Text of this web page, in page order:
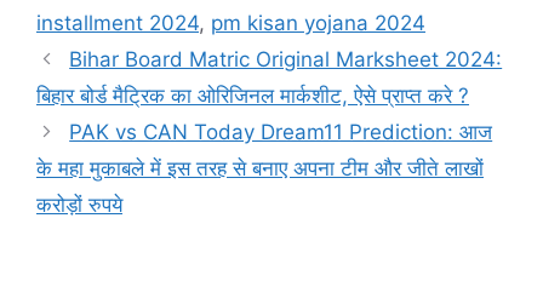
installment 2024, pm kisan yojana 2024
Bihar Board Matric Original Marksheet 2024:
बिहार बोर्ड मैट्रिक का ओरिजिनल मार्कशीट, ऐसे प्राप्त करे ?
PAK vs CAN Today Dream11 Prediction: आज
के महा मुकाबले में इस तरह से बनाए अपना टीम और जीते लाखों
करोड़ों रुपये